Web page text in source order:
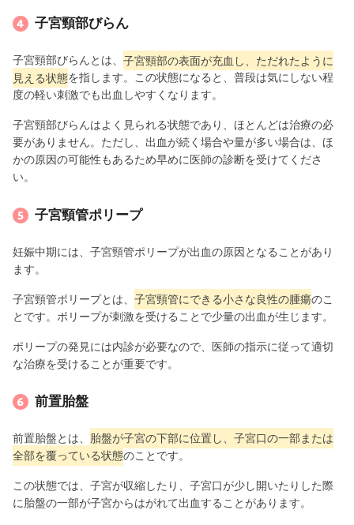
子宮頸部びらん
子宮頸部びらんとは、 子宮頸部の表面が充血し、ただれたように
見える状態を指します。この状態になると、普段は気にしない程
度の軽い刺激でも出血しやすくなります。
子宮頸部びらんはよく見られる状態であり、ほとんどは治療の必
要がありません。ただし、出血が続く場合や量が多い場合は、ほ
かの原因の可能性もあるため早めに医師の診断を受けてくださ
い。
子宮頸管ポリープ
妊娠中期には、子宮頸管ポリープが出血の原因となることがあり
ます。
子宮頸管ポリープとは、 子宮頸管にできる小さな良性の腫瘍のこ
とです。ポリープが刺激を受けることで少量の出血が生じます。
ポリープの発見には内診が必要なので、医師の指示に従って適切
な治療を受けることが重要です。
前置胎盤
前置胎盤とは、
胎盤が子宮の下部に位置し、子宮口の一部または
全部を覆っている状態のことです。
この状態では、子宮が収縮したり、子宮口が少し開いたりした際
に胎盤の一部が子宮からはがれて出血することがあります。